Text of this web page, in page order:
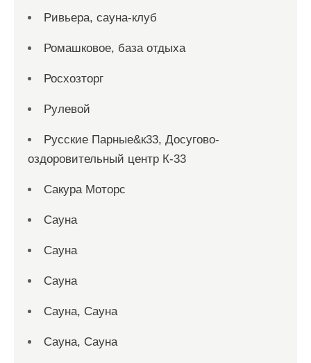
Ривьера, сауна-клуб
Ромашковое, база отдыха
Росхозторг
Рулевой
Русские Парные&к33, Досугово-
оздоровительный центр К-33
Сакура Моторс
Сауна
Сауна
Сауна
Сауна, Сауна
Сауна, Сауна